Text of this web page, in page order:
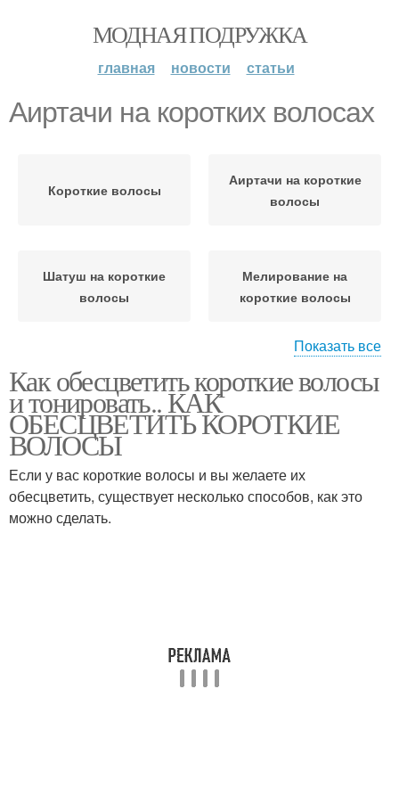
МОДНАЯ ПОДРУЖКА
главная новости статьи
Аиртачи на коротких волосах
Короткие волосы
Аиртачи на короткие
волосы
Шатуш на короткие
волосы
Мелирование на
короткие волосы
Блонды на короткие
волосы
Мужские волосы
Показать все
Как обесцветить короткие волосы
и тонировать.. КАК
ОБЕСЦВЕТИТЬ КОРОТКИЕ
ВОЛОСЫ
Если у вас короткие волосы и вы желаете их
обесцветить, существует несколько способов, как это
можно сделать.